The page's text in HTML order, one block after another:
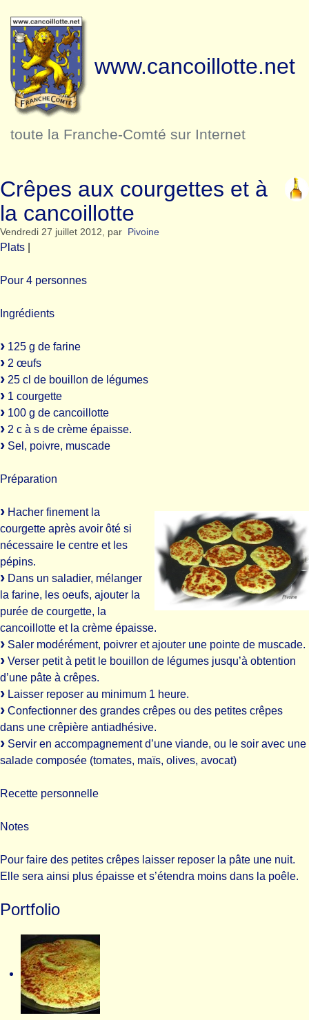
www.cancoillotte.net
toute la Franche-Comté sur Internet
Crêpes aux courgettes et à
la cancoillotte
Vendredi 27 juillet 2012, par Pivoine
Plats
Pour 4 personnes
Ingrédients
125 g de farine
2 œufs
25 cl de bouillon de légumes
1 courgette
100 g de cancoillotte
2 c à s de crème épaisse.
Sel, poivre, muscade
Préparation
Hacher finement la
courgette après avoir ôté si
nécessaire le centre et les
pépins.
Dans un saladier, mélanger
la farine, les oeufs, ajouter la
purée de courgette, la
cancoillotte et la crème épaisse.
Saler modérément, poivrer et ajouter une pointe de muscade.
Verser petit à petit le bouillon de légumes jusqu’à obtention
d’une pâte à crêpes.
Laisser reposer au minimum 1 heure.
Confectionner des grandes crêpes ou des petites crêpes
dans une crêpière antiadhésive.
Servir en accompagnement d’une viande, ou le soir avec une
salade composée (tomates, maïs, olives, avocat)
Recette personnelle
Notes
Pour faire des petites crêpes laisser reposer la pâte une nuit.
Elle sera ainsi plus épaisse et s’étendra moins dans la poêle.
Portfolio